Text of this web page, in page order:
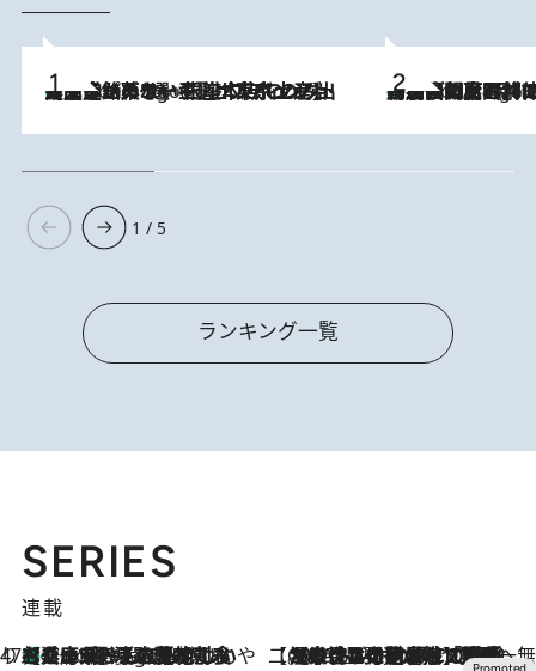
7 Hours Ago
【間違いのない王道・東京土産】資生堂パーラー 銀座本店でのみ出会える銘菓5選《極上プディング・濃厚チーズケーキ・ボンボンショコラほか》 7 Hours Ago
「最後に見られてよかった」上野動物園の東園パンダ舎が解体前に特別公開。8月16日まで延長されたパネル展と共に辿る“半世紀”のパンダ飼育《解体工事の図面あり》
1 / 5
ランキング一覧
SERIES
連載
47都道府県の手みやげ ひんやりスイーツで夏を満喫
7 Hours Ago
【兵庫県】この夏絶対食べたい 冷やしておいしいおやつ3選 淡路島の恵みをジェラートに集約 【CREA×星野リゾート】唯一無二。癒しと発見が待つ場所へ
2026.8.7
【トンボの足水浴】ヒノキの香りに包まれて涼感マックス！約13℃の湧水かけ流しを避暑地「星野温泉 トンボの湯」で体験